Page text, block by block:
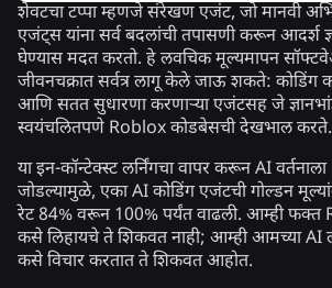
शेवटचा टप्पा म्हणजे संरेखणएजंट, जो मानवी
एजंट्स यांना सर्व बदलांची तपासणी करून आदर्श
घेण्यास मदत करतो. हे लवचिक मूल्यमापन
जीवनचक्रात सर्वत्र लागू केले जाऊ शकते: कोडिंग
आणि सतत सुधारणा करणाऱ्या एजंटसह जे
स्वयंचलितपणे Roblox कोडबेसची देखभाल करते.
या इन-कॉन्टेक्स्ट लर्निंगचा वापर करून AI
जोडल्यामुळे, एका AI कोडिंग एजंटची गोल्डन
रेट 84% वरून 100% पर्यंत वाढली. आम्ही फक्त
कसे लिहायचे ते शिकवत नाही; आम्ही आमच्या
कसे विचार करतात ते शिकवत आहोत.